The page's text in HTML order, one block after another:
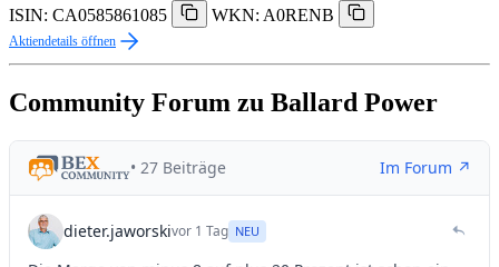
ISIN: CA0585861085
WKN: A0RENB
Aktiendetails öffnen
Community Forum zu Ballard Power